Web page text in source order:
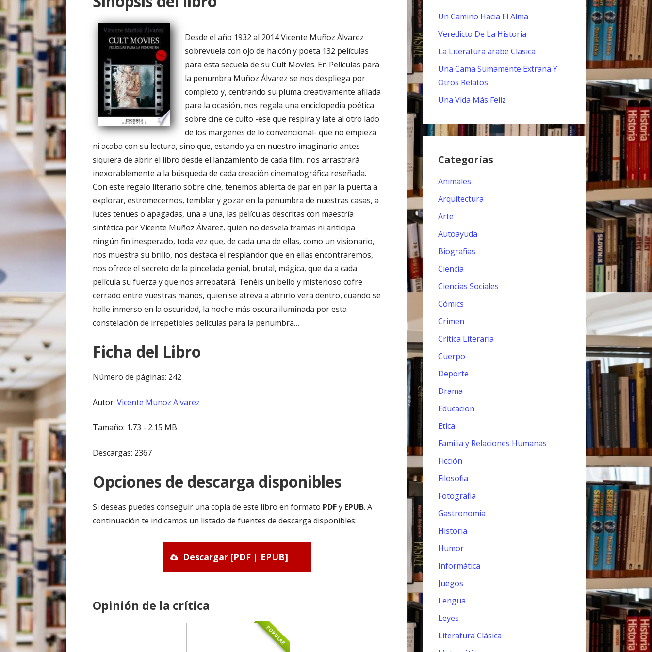
o
Desde el año 1932 al 2014 Vicente Muñoz Álvarez
sobrevuela con ojo de halcón y poeta 132 películas
para esta secuela de su Cult Movies. En Películas para
la penumbra Muñoz Álvarez se nos despliega por
completo y, centrando su pluma creativamente afilada
para la ocasión, nos regala una enciclopedia poética
sobre cine de culto -ese que respira y late al otro lado
de los márgenes de lo convencional- que no empieza
ni acaba con su lectura, sino que, estando ya en nuestro imaginario antes
siquiera de abrir el libro desde el lanzamiento de cada film, nos arrastrará
inexorablemente a la búsqueda de cada creación cinematográfica reseñada.
Con este regalo literario sobre cine, tenemos abierta de par en par la puerta a
explorar, estremecernos, temblar y gozar en la penumbra de nuestras casas, a
luces tenues o apagadas, una a una, las películas descritas con maestría
sintética por Vicente Muñoz Álvarez, quien no desvela tramas ni anticipa
ningún fin inesperado, toda vez que, de cada una de ellas, como un visionario,
nos muestra su brillo, nos destaca el resplandor que en ellas encontraremos,
nos ofrece el secreto de la pincelada genial, brutal, mágica, que da a cada
película su fuerza y que nos arrebatará. Tenéis un bello y misterioso cofre
cerrado entre vuestras manos, quien se atreva a abrirlo verá dentro, cuando se
halle inmerso en la oscuridad, la noche más oscura iluminada por esta
constelación de irrepetibles películas para la penumbra…
Ficha del Libro
Número de páginas: 242
Autor:Vicente Munoz Alvarez
Tamaño: 1.73 - 2.15 MB
Descargas: 2367
Opciones de descarga disponibles
Si deseas puedes conseguir una copia de este libro en formato PDFy EPUB. A
continuación te indicamos un listado de fuentes de descarga disponibles:
Descargar [PDF | EPUB]
Opinión de la crítica
POPULAR
Un Camino Hacia El Alma
Veredicto De La Historia
La Literatura árabe Clásica
Una Cama Sumamente Extrana Y
Otros Relatos
Una Vida Más Feliz
Categorías
Animales
Arquitectura
Arte
Autoayuda
Biografias
Ciencia
Ciencias Sociales
Cómics
Crimen
Crítica Literaria
Cuerpo
Deporte
Drama
Educacion
Etica
Familia y Relaciones Humanas
Ficción
Filosofia
Fotografia
Gastronomia
Historia
Humor
Informática
Juegos
Lengua
Leyes
Literatura Clásica